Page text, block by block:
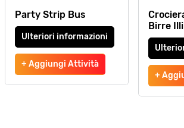
Party Strip Bus
Ulteriori informazioni
+ Aggiungi Attività
Birre
+